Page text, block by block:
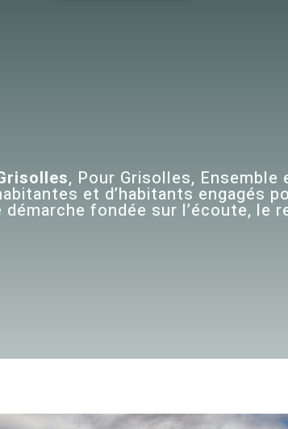
, Pour Grisolles,
et d’habitants engagés
démarche fondée sur l’écoute, le